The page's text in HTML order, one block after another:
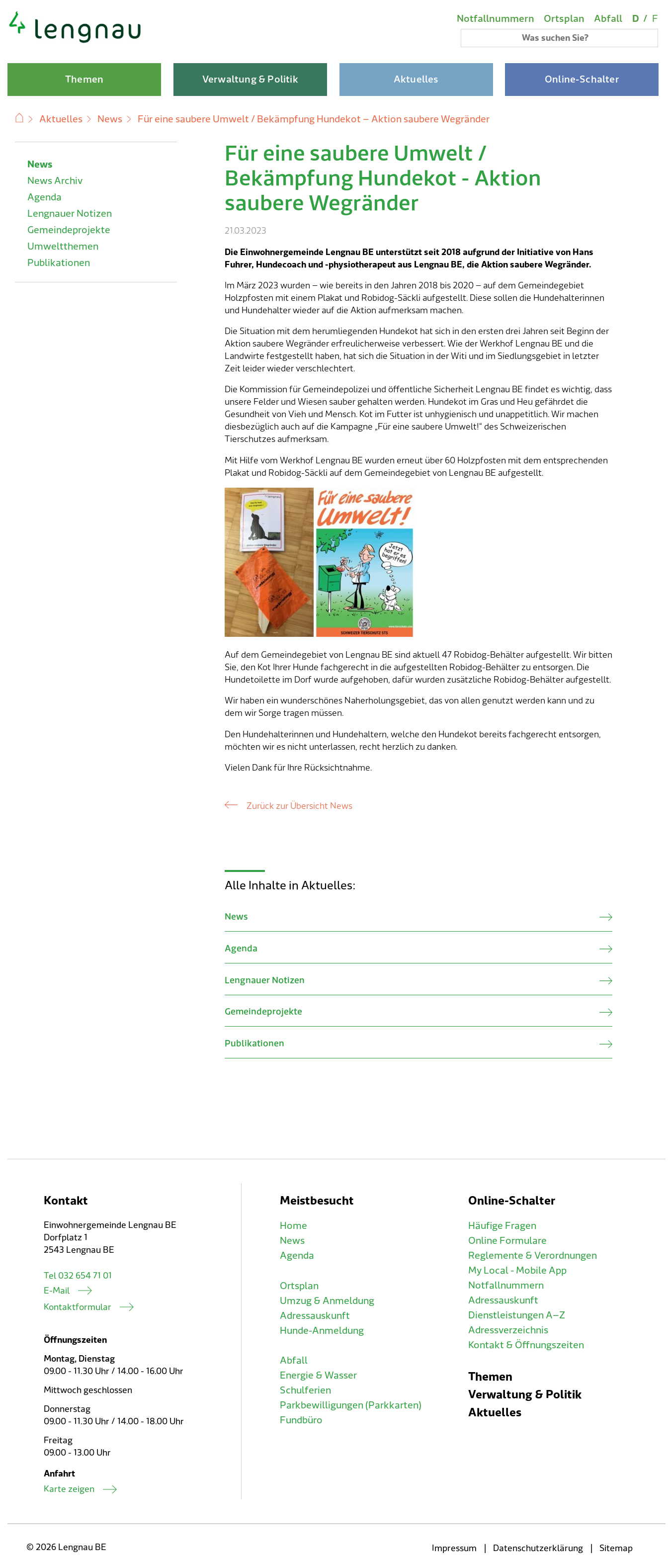
Schnellnavigation Metanavigation
Wichtige Links
Notfallnummern Ortsplan Abfall D / F
Hauptnavigation
Themen Verwaltung & Politik Aktuelles Online-Schalter
Aktuelles News Für eine saubere Umwelt / Bekämpfung Hundekot – Aktion saubere Wegränder
News
News Archiv
Agenda
Lengnauer Notizen
Gemeindeprojekte
Umweltthemen
Publikationen
Skip
to
content
Für eine saubere Umwelt /
Bekämpfung Hundekot - Aktion
saubere Wegränder
21.03.2023
Die Einwohnergemeinde Lengnau BE unterstützt seit 2018 aufgrund der Initiative von Hans
Fuhrer, Hundecoach und -physiotherapeut aus Lengnau BE, die Aktion saubere Wegränder.
Im März 2023 wurden – wie bereits in den Jahren 2018 bis 2020 – auf dem Gemeindegebiet
Holzpfosten mit einem Plakat und Robidog-Säckli aufgestellt. Diese sollen die Hundehalterinnen
und Hundehalter wieder auf die Aktion aufmerksam machen.
Die Situation mit dem herumliegenden Hundekot hat sich in den ersten drei Jahren seit Beginn der
Aktion saubere Wegränder erfreulicherweise verbessert. Wie der Werkhof Lengnau BE und die
Landwirte festgestellt haben, hat sich die Situation in der Witi und im Siedlungsgebiet in letzter
Zeit leider wieder verschlechtert.
Die Kommission für Gemeindepolizei und öffentliche Sicherheit Lengnau BE findet es wichtig, dass
unsere Felder und Wiesen sauber gehalten werden. Hundekot im Gras und Heu gefährdet die
Gesundheit von Vieh und Mensch. Kot im Futter ist unhygienisch und unappetitlich. Wir machen
diesbezüglich auch auf die Kampagne „Für eine saubere Umwelt!“ des Schweizerischen
Tierschutzes aufmerksam.
Mit Hilfe vom Werkhof Lengnau BE wurden erneut über 60 Holzpfosten mit dem entsprechenden
Plakat und Robidog-Säckli auf dem Gemeindegebiet von Lengnau BE aufgestellt.
Auf dem Gemeindegebiet von Lengnau BE sind aktuell 47 Robidog-Behälter aufgestellt. Wir bitten
Sie, den Kot Ihrer Hunde fachgerecht in die aufgestellten Robidog-Behälter zu entsorgen. Die
Hundetoilette im Dorf wurde aufgehoben, dafür wurden zusätzliche Robidog-Behälter aufgestellt.
Wir haben ein wunderschönes Naherholungsgebiet, das von allen genutzt werden kann und zu
dem wir Sorge tragen müssen.
Den Hundehalterinnen und Hundehaltern, welche den Hundekot bereits fachgerecht entsorgen,
möchten wir es nicht unterlassen, recht herzlich zu danken.
Vielen Dank für Ihre Rücksichtnahme.
Zurück zur Übersicht News
Alle Inhalte in Aktuelles:
News
Agenda
Lengnauer Notizen
Gemeindeprojekte
Publikationen
Kontakt
Einwohnergemeinde Lengnau BE
Dorfplatz 1
2543 Lengnau BE
Tel 032 654 71 01
E-Mail
Kontaktformular
Öffnungszeiten
Montag, Dienstag
09.00 - 11.30 Uhr / 14.00 - 16.00 Uhr
Mittwoch geschlossen
Donnerstag
09.00 - 11.30 Uhr / 14.00 - 18.00 Uhr
Freitag
09.00 - 13.00 Uhr
Anfahrt
Karte zeigen
Meistbesucht
Home
News
Agenda
Ortsplan
Umzug & Anmeldung
Adressauskunft
Hunde-Anmeldung
Abfall
Energie & Wasser
Schulferien
Parkbewilligungen (Parkkarten)
Fundbüro
Online-Schalter
Häufige Fragen
Online Formulare
Reglemente & Verordnungen
My Local - Mobile App
Notfallnummern
Adressauskunft
Dienstleistungen A–Z
Adressverzeichnis
Kontakt & Öffnungszeiten
Themen
Verwaltung & Politik
Aktuelles
© 2026 Lengnau BE Impressum | Datenschutzerklärung | Sitemap